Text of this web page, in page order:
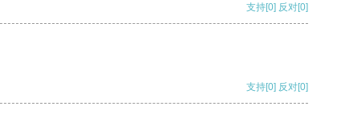
支持[0] 反对[0]
支持[0] 反对[0]